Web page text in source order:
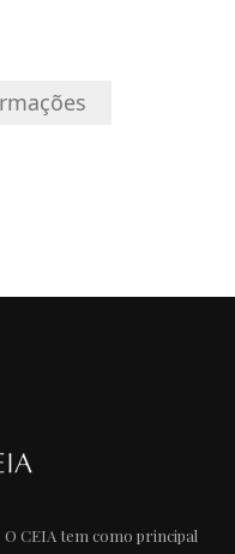
O CEIA tem como principal